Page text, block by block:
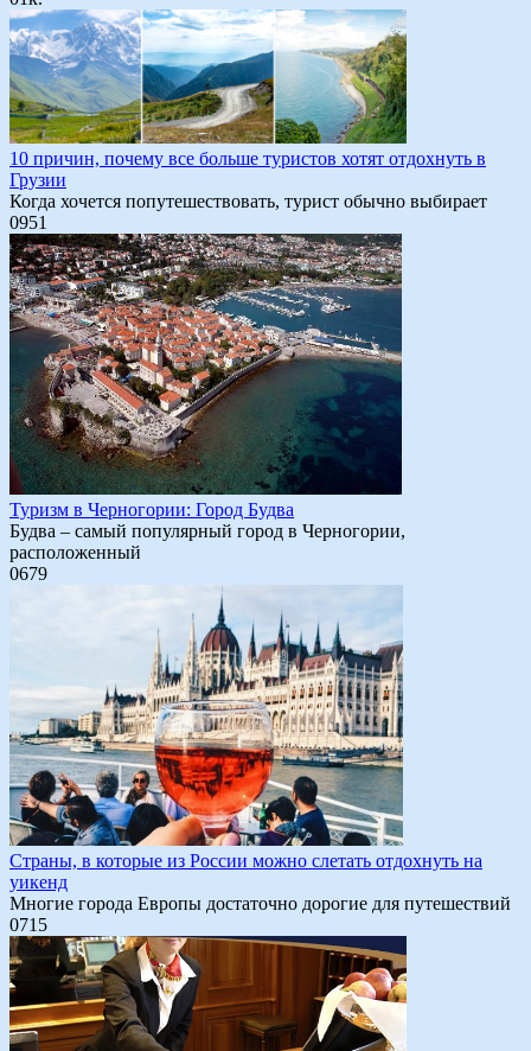
10 причин, почему все больше туристов хотят отдохнуть в
Грузии
Когда хочется попутешествовать, турист обычно выбирает
0951
Туризм в Черногории: Город Будва
Будва – самый популярный город в Черногории,
расположенный
0679
Страны, в которые из России можно слетать отдохнуть на
уикенд
Многие города Европы достаточно дорогие для путешествий
0715